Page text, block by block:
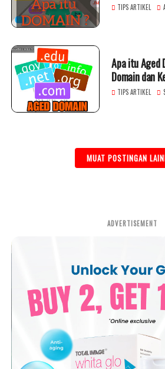
TIPS ARTIKEL
Apa itu Aged
Domain dan
Domain
TIPS ARTIKEL
MUAT POSTINGAN
ADVERTISEMENT